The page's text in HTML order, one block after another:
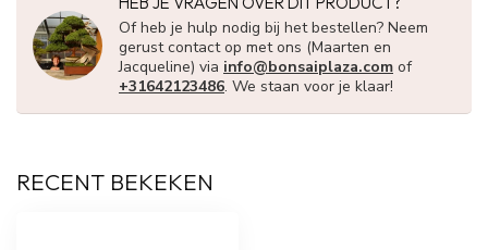
Of heb je hulp nodig bij het bestellen? Neem
gerust contact op met ons (Maarten en
Jacqueline) via info@bonsaiplaza.com of
+31642123486. We staan voor je klaar!
RECENT BEKEKEN